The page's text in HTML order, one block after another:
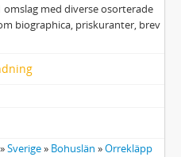
omslag med diverse osorterade
biographica, priskuranter, brev
»Sverige» Bohuslän »Orrekläpp